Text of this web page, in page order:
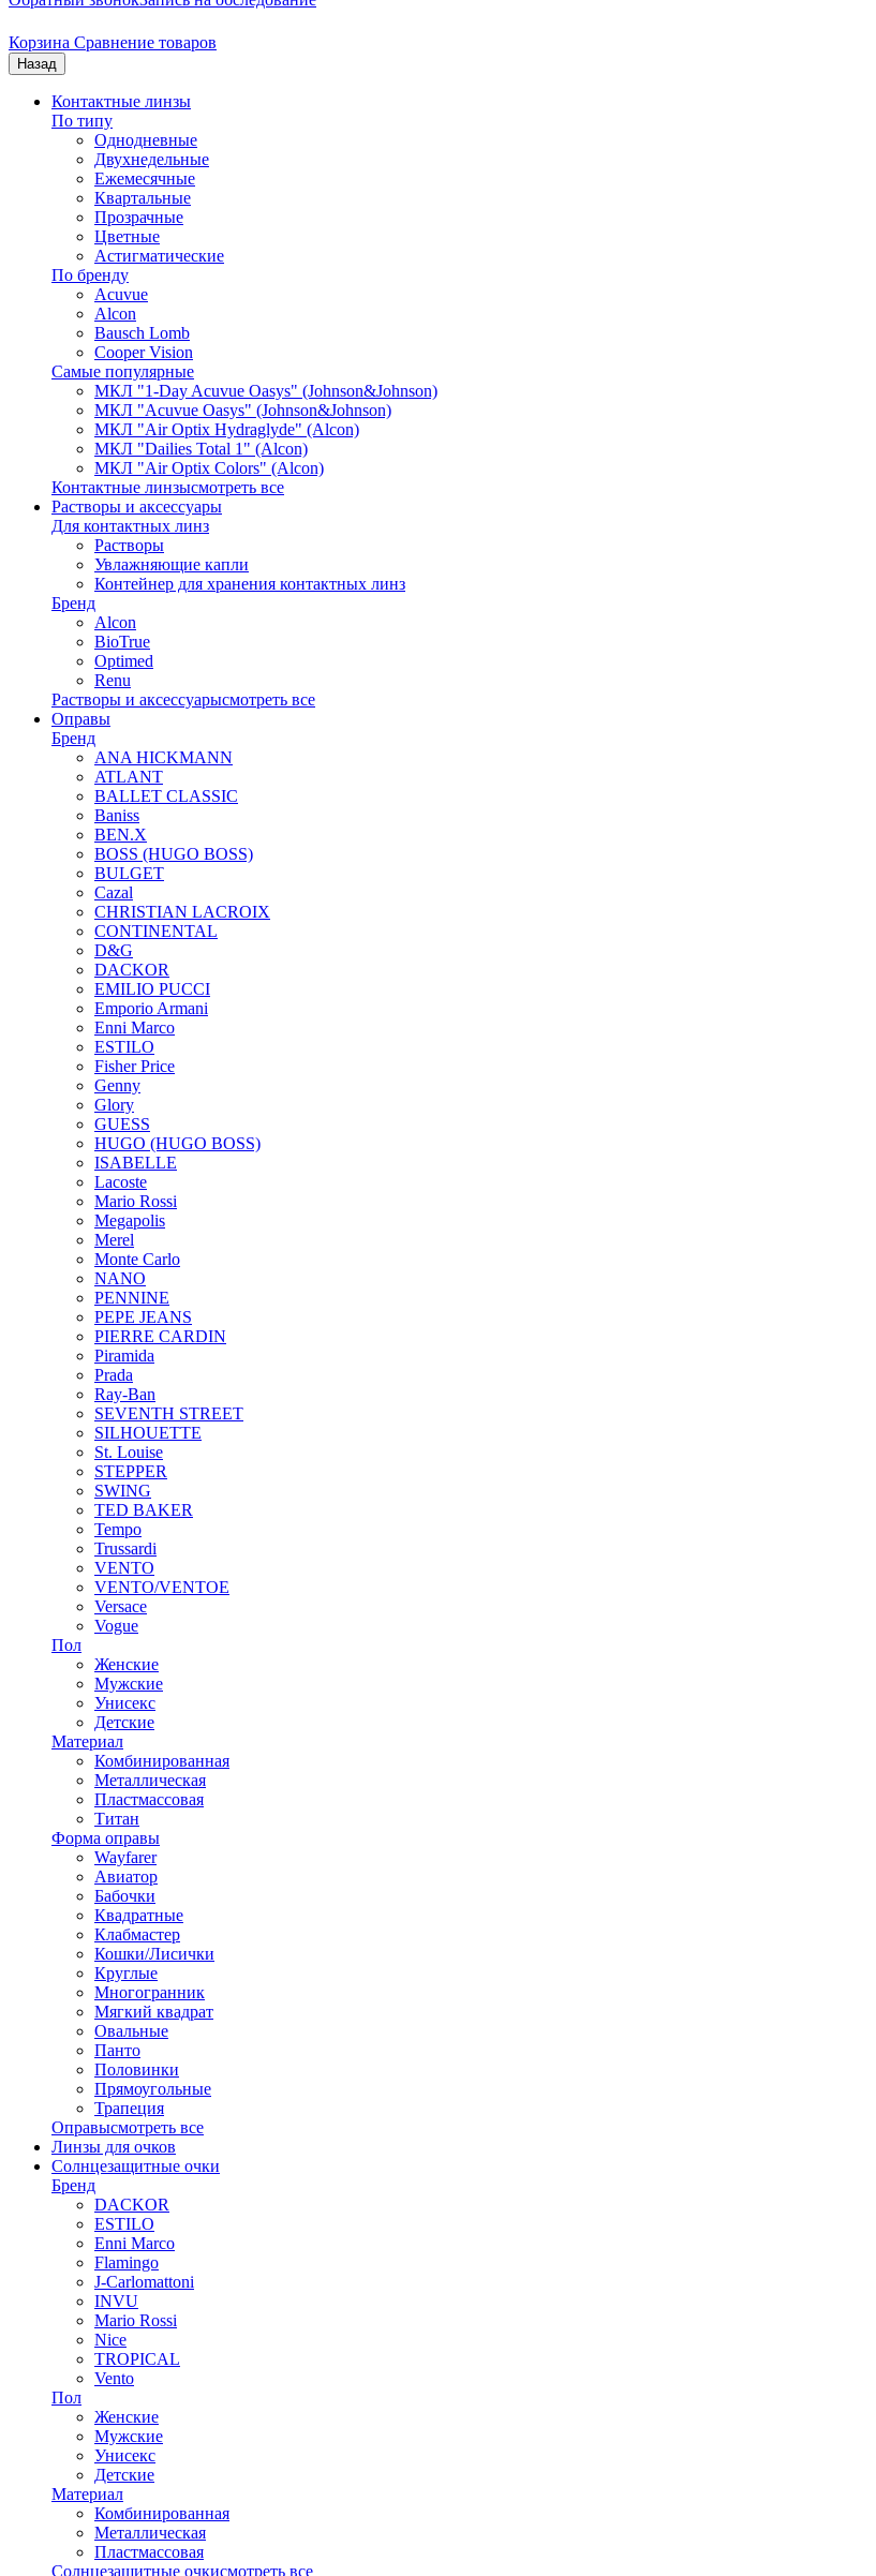
Корзина Сравнение товаров
Назад
Контактные линзы
По типу
Однодневные
Двухнедельные
Ежемесячные
Квартальные
Прозрачные
Цветные
Астигматические
По бренду
Acuvue
Alcon
Bausch Lomb
Cooper Vision
Самые популярные
МКЛ "1-Day Acuvue Oasys" (Johnson&Johnson)
МКЛ "Acuvue Oasys" (Johnson&Johnson)
МКЛ "Air Optix Hydraglyde" (Alcon)
МКЛ "Dailies Total 1" (Alcon)
МКЛ "Air Optix Colors" (Alcon)
Контактные линзысмотреть все
Растворы и аксессуары
Для контактных линз
Растворы
Увлажняющие капли
Контейнер для хранения контактных линз
Бренд
Alcon
BioTrue
Optimed
Renu
Растворы и аксессуарысмотреть все
Оправы
Бренд
ANA HICKMANN
ATLANT
BALLET CLASSIC
Baniss
BEN.X
BOSS (HUGO BOSS)
BULGET
Cazal
CHRISTIAN LACROIX
CONTINENTAL
D&G
DACKOR
EMILIO PUCCI
Emporio Armani
Enni Marco
ESTILO
Fisher Price
Genny
Glory
GUESS
HUGO (HUGO BOSS)
ISABELLE
Lacoste
Mario Rossi
Megapolis
Merel
Monte Carlo
NANO
PENNINE
PEPE JEANS
PIERRE CARDIN
Piramida
Prada
Ray-Ban
SEVENTH STREET
SILHOUETTE
St. Louise
STEPPER
SWING
TED BAKER
Tempo
Trussardi
VENTO
VENTO/VENTOE
Versace
Vogue
Пол
Женские
Мужские
Унисекс
Детские
Материал
Комбинированная
Металлическая
Пластмассовая
Титан
Форма оправы
Wayfarer
Авиатор
Бабочки
Квадратные
Клабмастер
Кошки/Лисички
Круглые
Многогранник
Мягкий квадрат
Овальные
Панто
Половинки
Прямоугольные
Трапеция
Оправысмотреть все
Линзы для очков
Солнцезащитные очки
Бренд
DACKOR
ESTILO
Enni Marco
Flamingo
J-Carlomattoni
INVU
Mario Rossi
Nice
TROPICAL
Vento
Пол
Женские
Мужские
Унисекс
Детские
Материал
Комбинированная
Металлическая
Пластмассовая
Солнцезащитные очкисмотреть все